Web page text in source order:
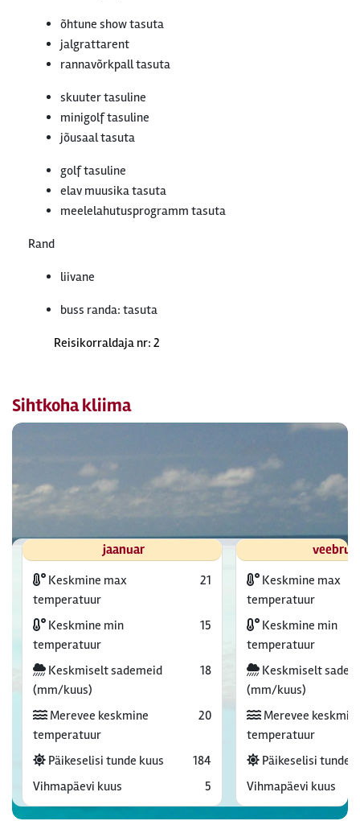
õhtune show tasuta
jalgrattarent
rannavõrkpall tasuta
skuuter tasuline
minigolf tasuline
jõusaal tasuta
golf tasuline
elav muusika tasuta
meelelahutusprogramm tasuta
Rand
liivane
buss randa: tasuta
Reisikorraldaja nr: 2
Sihtkoha kliima
jaanuar
Keskmine max
temperatuur
21
Keskmine min
temperatuur
15
Keskmiselt sademeid
(mm/kuus)
18
Merevee keskmine
temperatuur
20
Päikeselisi tunde kuus
184
Vihmapäevi kuus
5
Keskmine max
temperatuur
Keskmine min
temperatuur
Keskmiselt
(mm/kuus)
Merevee
temperatuur
Päikeselisi tunde
Vihmapäevi kuus